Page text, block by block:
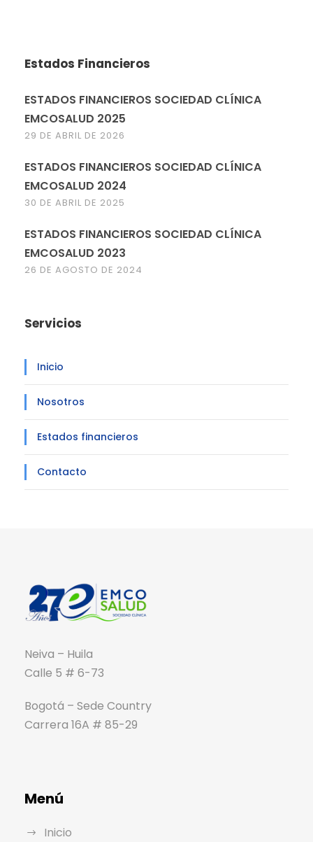
Estados Financieros
ESTADOS FINANCIEROS SOCIEDAD CLÍNICA
EMCOSALUD 2025
29 DE ABRIL DE 2026
ESTADOS FINANCIEROS SOCIEDAD CLÍNICA
EMCOSALUD 2024
30 DE ABRIL DE 2025
ESTADOS FINANCIEROS SOCIEDAD CLÍNICA
EMCOSALUD 2023
26 DE AGOSTO DE 2024
Servicios
Inicio
Nosotros
Estados financieros
Contacto
Neiva – Huila
Calle 5 # 6-73
Bogotá – Sede Country
Carrera 16A # 85-29
Menú
Inicio